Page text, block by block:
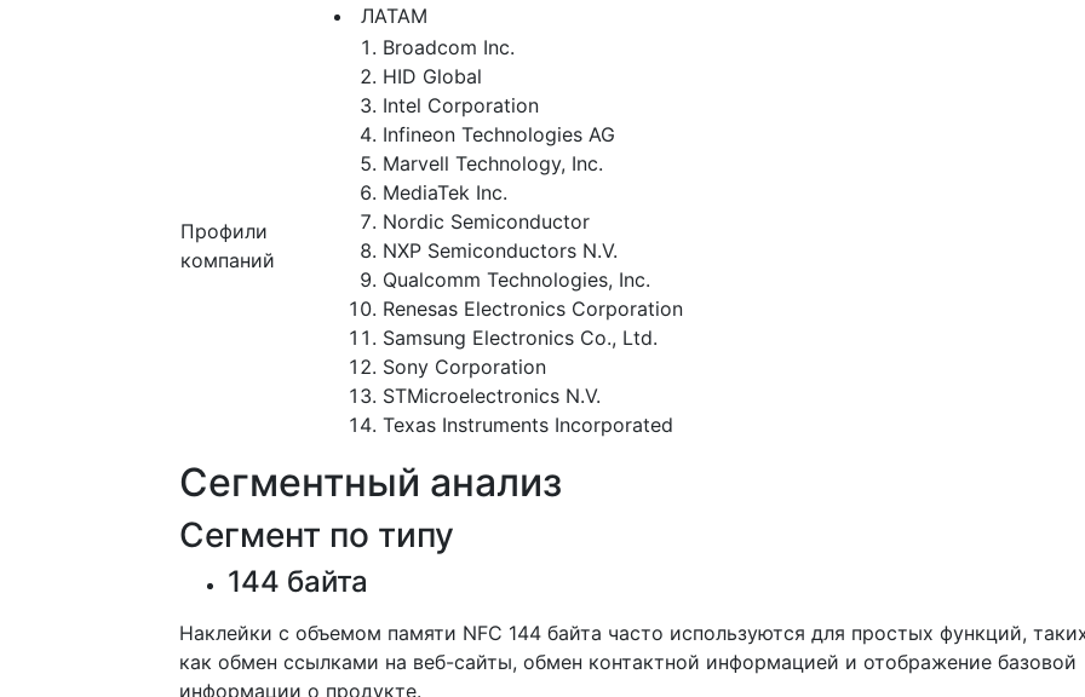
ЛАТАМ
Профили
компаний
Broadcom Inc.
HID Global
Intel Corporation
Infineon Technologies AG
Marvell Technology, Inc.
MediaTek Inc.
Nordic Semiconductor
NXP Semiconductors N.V.
Qualcomm Technologies, Inc.
Renesas Electronics Corporation
Samsung Electronics Co., Ltd.
Sony Corporation
STMicroelectronics N.V.
Texas Instruments Incorporated
Сегментный анализ
Сегмент по типу
144 байта
Наклейки с объемом памяти NFC 144 байта часто используются для простых функций,
как обмен ссылками на веб-сайты, обмен контактной информацией и отображение базовой
информации о продукте.